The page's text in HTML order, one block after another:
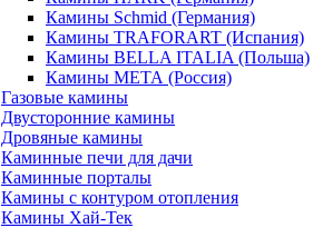
Камины Schmid (Германия)
Камины TRAFORART (Испания)
Камины BELLA ITALIA (Польша)
Камины МЕТА (Россия)
Газовые камины
Двусторонние камины
Дровяные камины
Каминные печи для дачи
Каминные порталы
Камины с контуром отопления
Камины Хай-Тек